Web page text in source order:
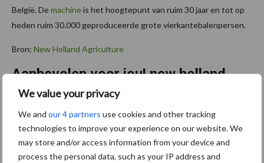
We value your privacy
We and our 4 partners use cookies and other tracking
technologies to improve your experience on our website. We
may store and/or access information from your device and
process the personal data, such as your IP address and
België. Demachineis het hoogtepunt van ruim 30 jaar en tot op
heden ruim 30.000 geproduceerde grote vierkantebalenpersen.
Bron: New Holland Agriculture
Aanbevolen voor jou! new holland
Meer pk’s met de New
Holland T7.210